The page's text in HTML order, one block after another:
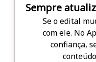
Sempre
Se o edital
com ele. No
confiança,